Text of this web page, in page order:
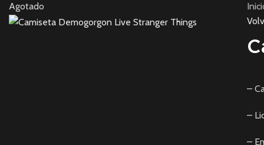
Agotado
–
–
–